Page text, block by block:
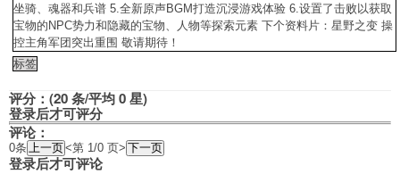
坐骑、魂器和兵谱 5.全新原声BGM打造沉浸游戏体验 6.设置了击败以获取
宝物的NPC势力和隐藏的宝物、人物等探索元素 下个资料片：星野之变 操
控主角军团突出重围 敬请期待！
标签
评分：(20 条/平均 0 星)
登录后才可评分
评论：
0条 <第 1/0 页>
登录后才可评论